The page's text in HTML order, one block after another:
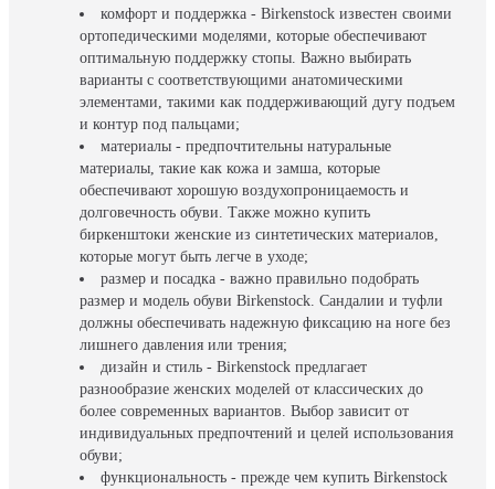
комфорт и поддержка - Birkenstock известен своими
ортопедическими моделями, которые обеспечивают
оптимальную поддержку стопы. Важно выбирать
варианты с соответствующими анатомическими
элементами, такими как поддерживающий дугу подъем
и контур под пальцами;
материалы - предпочтительны натуральные
материалы, такие как кожа и замша, которые
обеспечивают хорошую воздухопроницаемость и
долговечность обуви. Также можно купить
биркенштоки женские из синтетических материалов,
которые могут быть легче в уходе;
размер и посадка - важно правильно подобрать
размер и модель обуви Birkenstock. Сандалии и туфли
должны обеспечивать надежную фиксацию на ноге без
лишнего давления или трения;
дизайн и стиль - Birkenstock предлагает
разнообразие женских моделей от классических до
более современных вариантов. Выбор зависит от
индивидуальных предпочтений и целей использования
обуви;
функциональность - прежде чем купить Birkenstock